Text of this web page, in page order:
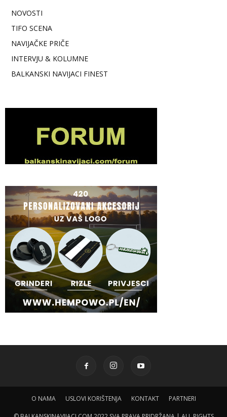
NOVOSTI
TIFO SCENA
NAVIJAČKE PRIČE
INTERVJU & KOLUMNE
BALKANSKI NAVIJACI FINEST
O NAMA USLOVI KORIŠTENJA KONTAKT PARTNERI